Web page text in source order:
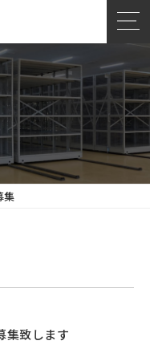
集
集致します